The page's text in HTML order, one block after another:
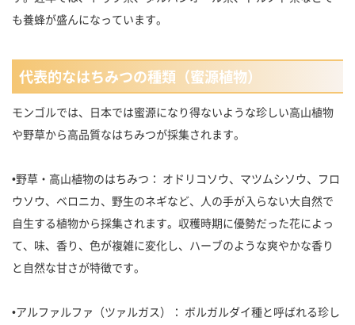
も養蜂が盛んになっています。
代表的なはちみつの種類（蜜源植物）
モンゴルでは、日本では蜜源になり得ないような珍しい高山植物
や野草から高品質なはちみつが採集されます。
•野草・高山植物のはちみつ： オドリコソウ、マツムシソウ、フロ
ウソウ、ベロニカ、野生のネギなど、人の手が入らない大自然で
自生する植物から採集されます。収穫時期に優勢だった花によっ
て、味、香り、色が複雑に変化し、ハーブのような爽やかな香り
と自然な甘さが特徴です。
•アルファルファ（ツァルガス）： ボルガルダイ種と呼ばれる珍し